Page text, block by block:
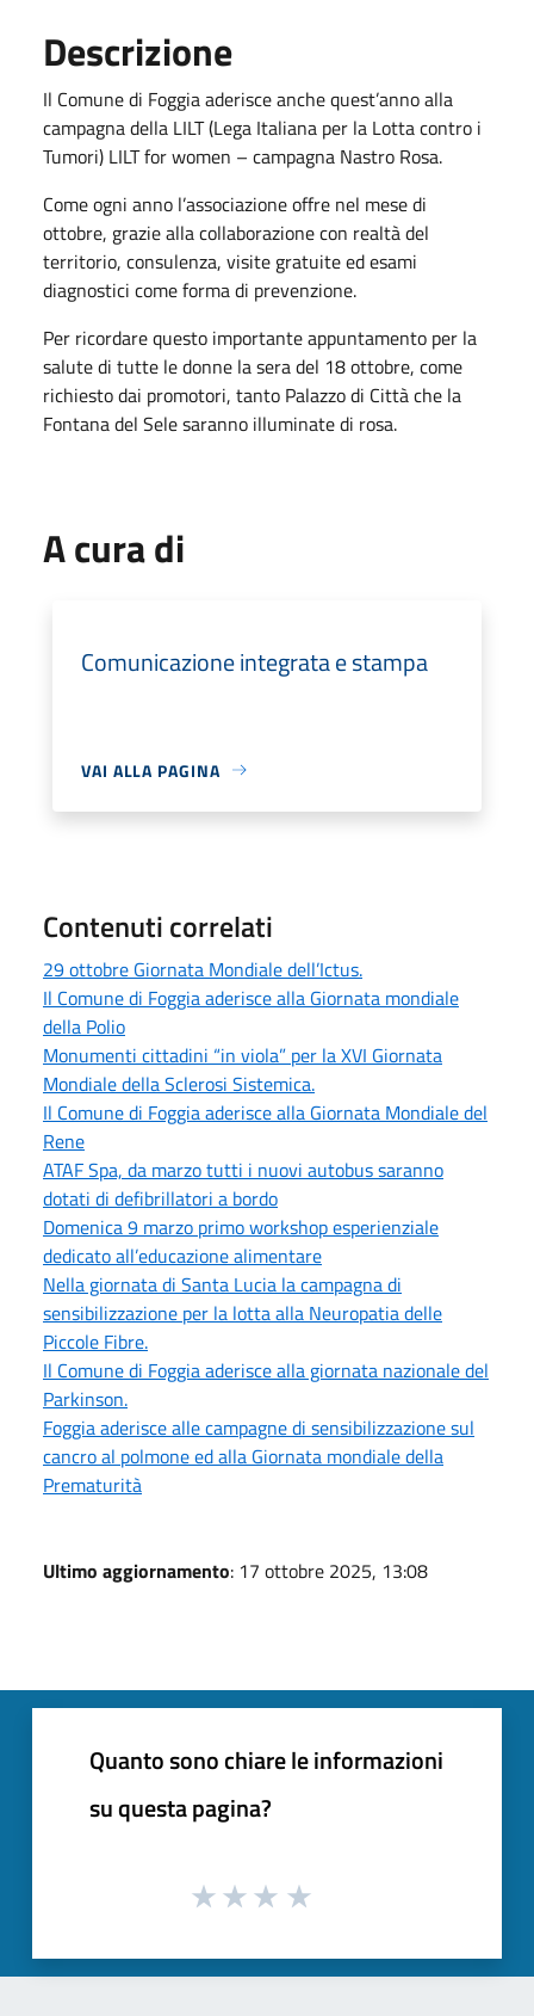
Descrizione
Il Comune di Foggia aderisce anche quest’anno alla
campagna della LILT (Lega Italiana per la Lotta contro i
Tumori) LILT for women – campagna Nastro Rosa.
Come ogni anno l’associazione offre nel mese di
ottobre, grazie alla collaborazione con realtà del
territorio, consulenza, visite gratuite ed esami
diagnostici come forma di prevenzione.
Per ricordare questo importante appuntamento per la
salute di tutte le donne la sera del 18 ottobre, come
richiesto dai promotori, tanto Palazzo di Città che la
Fontana del Sele saranno illuminate di rosa.
A cura di
Comunicazione integrata e stampa
VAI ALLA PAGINA
Contenuti correlati
29 ottobre Giornata Mondiale dell’Ictus.
Il Comune di Foggia aderisce alla Giornata mondiale
della Polio
Monumenti cittadini “in viola” per la XVI Giornata
Mondiale della Sclerosi Sistemica.
Il Comune di Foggia aderisce alla Giornata Mondiale del
Rene
ATAF Spa, da marzo tutti i nuovi autobus saranno
dotati di defibrillatori a bordo
Domenica 9 marzo primo workshop esperienziale
dedicato all’educazione alimentare
Nella giornata di Santa Lucia la campagna di
sensibilizzazione per la lotta alla Neuropatia delle
Piccole Fibre.
Il Comune di Foggia aderisce alla giornata nazionale del
Parkinson.
Foggia aderisce alle campagne di sensibilizzazione sul
cancro al polmone ed alla Giornata mondiale della
Prematurità
Ultimo aggiornamento: 17 ottobre 2025, 13:08
Quanto sono chiare le informazioni
su questa pagina?